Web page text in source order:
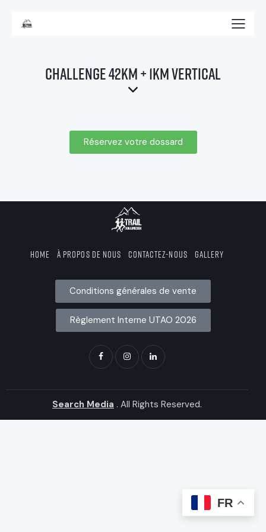
CHALLENGE 42KM + 1KM VERTICAL
Réservez votre dossard
Home À propos de nous Contactez-nous Gallery
Conditions générales de vente
Règlement Interne UTAO 2026
Search Media . All Rights Reserved.
FR